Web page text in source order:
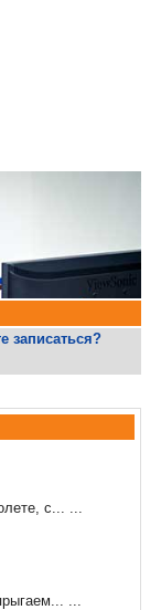
записаться?
с... ...
...